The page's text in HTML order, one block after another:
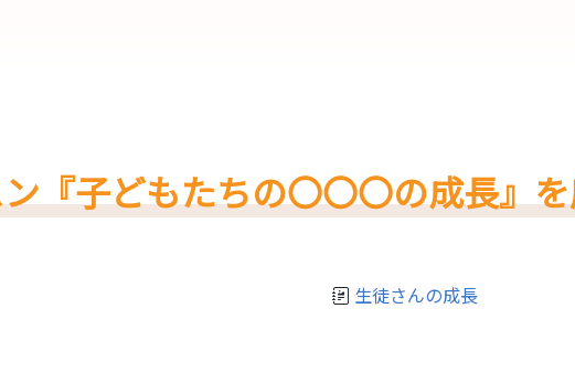
『子どもたちの〇〇〇の成長』
生徒さんの成長